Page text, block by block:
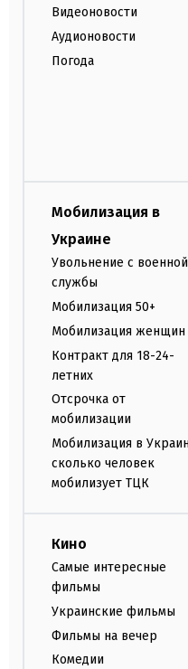
Видеоновости
Аудионовости
Погода
Мобилизация в
Украине
Увольнение с военной
службы
Мобилизация 50+
Мобилизация женщин
Контракт для 18-24-
летних
Отсрочка от
мобилизации
Мобилизация в
сколько человек
мобилизует ТЦК
Кино
Самые интересные
фильмы
Украинские фильмы
Фильмы на вечер
Комедии